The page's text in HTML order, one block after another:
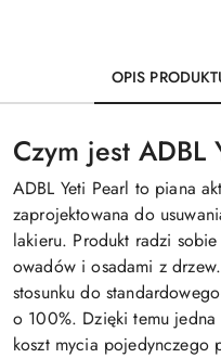
OPIS
Czym jest ADBL
ADBL Yeti Pearl to piana
zaprojektowana do
lakieru. Produkt radzi
owadów i osadami z
stosunku do
o 100%. Dzięki temu jedna
koszt mycia pojedynczego